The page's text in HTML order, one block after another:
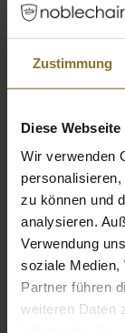
Zustimmung
Diese
Wir verwenden
zu können und
analysieren.
Verwendung
soziale Medien,
Partner führen
weiteren Daten
Farbe